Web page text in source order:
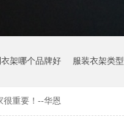
架哪个品牌好 服装衣架类型
很重要！--华恩